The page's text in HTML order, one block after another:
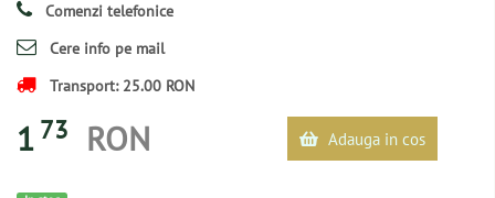
Comenzi telefonice
Cere info pe mail
Transport: 25.00 RON
1 73 RON Adauga in cos